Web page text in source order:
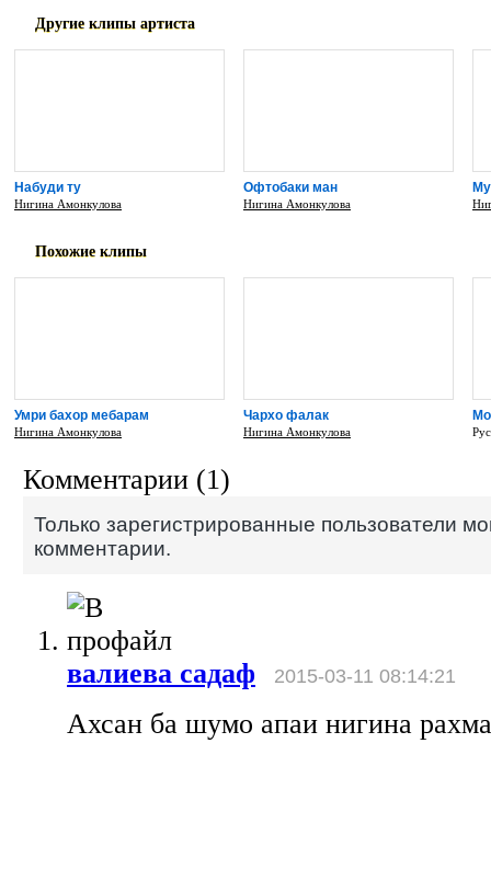
Другие клипы артиста
Набуди ту
Нигина Амонкулова
Офтобаки ман
Нигина Амонкулова
Похожие клипы
Умри бахор мебарам
Нигина Амонкулова
Чархо фалак
Нигина Амонкулова
Комментарии (1)
Только зарегистрированные пользователи
комментарии.
валиева садаф 2015-03-11 08:14:21
Ахсан ба шумо апаи нигина